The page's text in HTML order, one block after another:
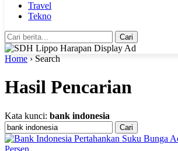
Travel
Tekno
Cari
Home › Search
Hasil Pencarian
Kata kunci: bank indonesia
Cari